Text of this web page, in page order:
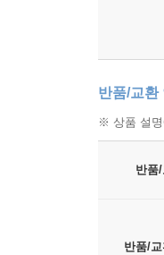
반품/교환
※ 상품 설명
반품
반품/